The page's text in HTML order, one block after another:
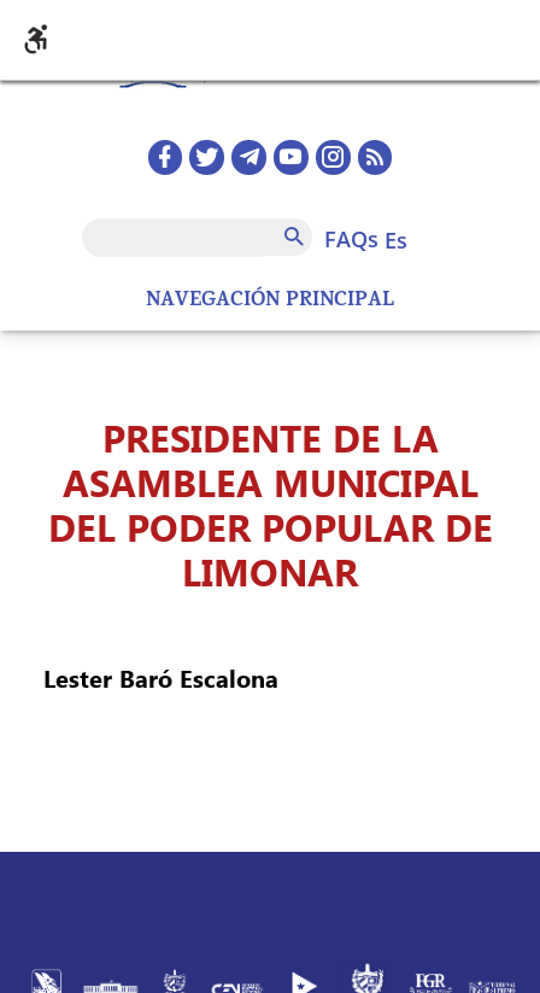
NAVEGACIÓN PRINCIPAL
Redes sociales home
FAQs
FAQs es
PRESIDENTE DE LA
ASAMBLEA MUNICIPAL
DEL PODER POPULAR DE
LIMONAR
Lester Baró Escalona